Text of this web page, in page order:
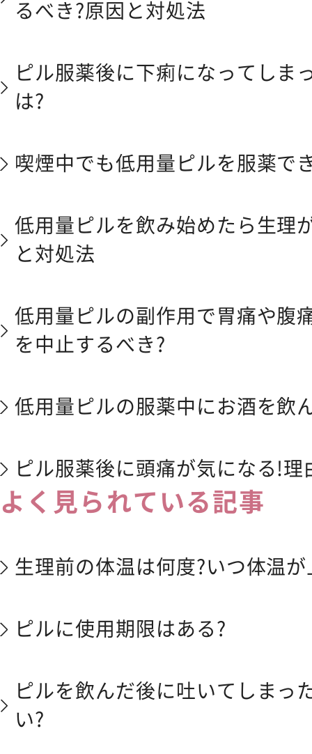
るべき?原因と対処法
ピル服薬後に下痢になってしま
は?
喫煙中でも低用量ピルを服薬で
低用量ピルを飲み始めたら生理
と対処法
低用量ピルの副作用で胃痛や腹
を中止するべき?
低用量ピルの服薬中にお酒を飲
ピル服薬後に頭痛が気になる!理
よく見られている記事
生理前の体温は何度?いつ体温
ピルに使用期限はある?
ピルを飲んだ後に吐いてしまっ
い?